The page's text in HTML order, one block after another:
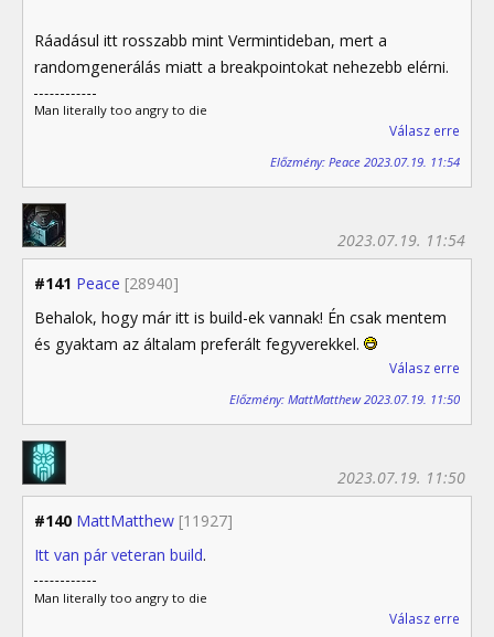
Ráadásul itt rosszabb mint Vermintideban, mert a
randomgenerálás miatt a breakpointokat nehezebb elérni.
Man literally too angry to die
Válasz erre
Előzmény: Peace 2023.07.19. 11:54
#141 Peace [28940]
2023.07.19. 11:54
Behalok, hogy már itt is build-ek vannak! Én csak mentem
és gyaktam az általam preferált fegyverekkel.
Válasz erre
Előzmény: MattMatthew 2023.07.19. 11:50
#140 MattMatthew [11927]
2023.07.19. 11:50
Itt van pár veteran build.
Man literally too angry to die
Válasz erre